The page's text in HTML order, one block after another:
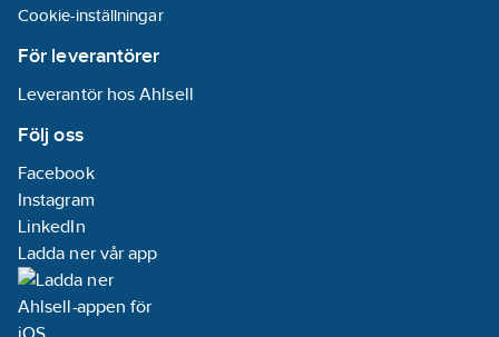
Cookie-inställningar
För leverantörer
Leverantör hos Ahlsell
Följ oss
Facebook
Instagram
LinkedIn
Ladda ner vår app